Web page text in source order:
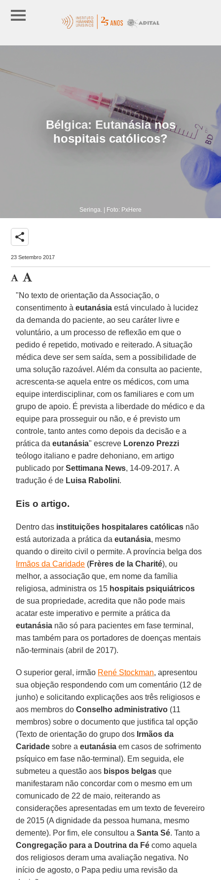
Bélgica: Eutanásia nos
hospitais católicos?
Seringa. | Foto: PxHere
share
23 Setembro 2017
"No texto de orientação da Associação, o
consentimento àeutanásia está vinculado à lucidez
da demanda do paciente, ao seu caráter livre e
voluntário, a um processo de reflexão em que o
pedido é repetido, motivado e reiterado. A situação
médica deve ser sem saída, sem a possibilidade de
uma solução razoável. Além da consulta ao paciente,
acrescenta-se aquela entre os médicos, com uma
equipe interdisciplinar, com os familiares e com um
grupo de apoio. É prevista a liberdade do médico e da
equipe para prosseguir ou não, e é previsto um
controle, tanto antes como depois da decisão e a
prática daeutanásia" escreve Lorenzo Prezzi
teólogo italiano e padre dehoniano, em artigo
publicado porSettimana News, 14-09-2017. A
tradução é de Luisa Rabolini.
Eis o artigo.
Dentro das instituições hospitalares católicas não
está autorizada a prática daeutanásia, mesmo
quando o direito civil o permite. A província belga dos
Irmãos da Caridade (Frères de la Charité), ou
melhor, a associação que, em nome da família
religiosa, administra os 15 hospitais psiquiátricos
de sua propriedade, acredita que não pode mais
acatar este imperativo e permite a prática da
eutanásia não só para pacientes em fase terminal,
mas também para os portadores de doenças mentais
não-terminais (abril de 2017).
O superior geral, irmão René Stockman, apresentou
sua objeção respondendo com um comentário (12 de
junho) e solicitando explicações aos três religiosos e
aos membros doConselho administrativo (11
membros) sobre o documento que justifica tal opção
(Texto de orientação do grupo dos Irmãos da
Caridade sobre aeutanásia em casos de sofrimento
psíquico em fase não-terminal). Em seguida, ele
submeteu a questão aos bispos belgas que
manifestaram não concordar com o mesmo em um
comunicado de 22 de maio, reiterando as
considerações apresentadas em um texto de fevereiro
de 2015 (A dignidade da pessoa humana, mesmo
demente). Por fim, ele consultou aSanta Sé. Tanto a
Congregação para a Doutrina da Fé como aquela
dos religiosos deram uma avaliação negativa. No
início de agosto, o Papa pediu uma revisão da